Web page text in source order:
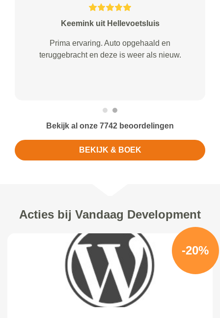
Keemink uit Hellevoetsluis
Prima ervaring. Auto opgehaald en
teruggebracht en deze is weer als nieuw.
Bekijk al onze 7742 beoordelingen
BEKIJK & BOEK
Acties bij Vandaag Development
-20%